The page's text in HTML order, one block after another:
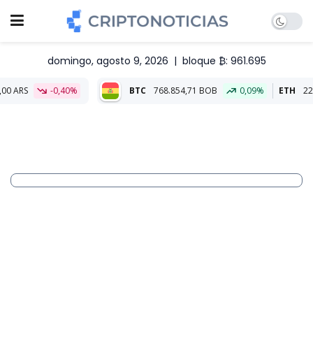
domingo, agosto 9, 2026 | bloque ₿: 961.695
-0,40% 768.854,71 BOB 0,09% ETH 22.771,33 BOB